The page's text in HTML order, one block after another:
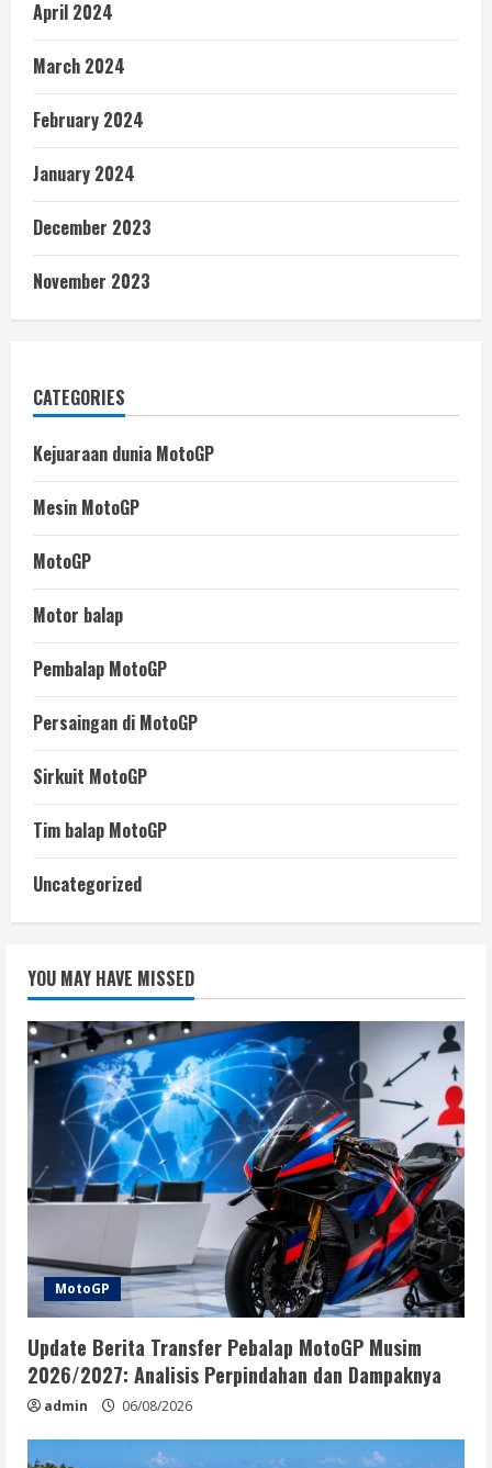
April 2024
March 2024
February 2024
January 2024
December 2023
November 2023
CATEGORIES
Kejuaraan dunia MotoGP
Mesin MotoGP
MotoGP
Motor balap
Pembalap MotoGP
Persaingan di MotoGP
Sirkuit MotoGP
Tim balap MotoGP
Uncategorized
YOU MAY HAVE MISSED
MotoGP
Update Berita Transfer Pebalap MotoGP Musim
2026/2027: Analisis Perpindahan dan Dampaknya
admin 06/08/2026